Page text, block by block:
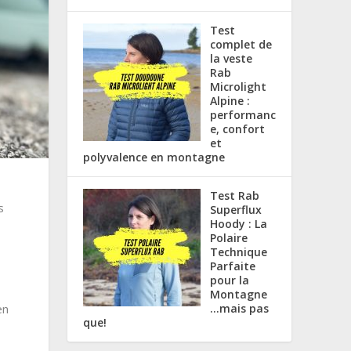
Test
complet de
la veste
Rab
Microlight
Alpine :
performanc
e, confort
et
polyvalence en montagne
Test Rab
Superflux
Hoody : La
Polaire
Technique
Parfaite
pour la
Montagne
…mais pas
que!